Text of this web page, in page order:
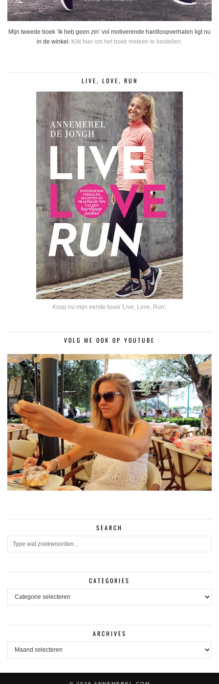
Mijn tweede boek ‘Ik heb geen zin’ vol motiverende hardloopverhalen ligt nu
in de winkel. Klik hier om het boek meteen te bestellen.
LIVE, LOVE, RUN
Koop nu mijn eerste boek 'Live, Love, Run'.
VOLG ME OOK OP YOUTUBE
SEARCH
CATEGORIES
CATEGORIES
ARCHIVES
ARCHIVES